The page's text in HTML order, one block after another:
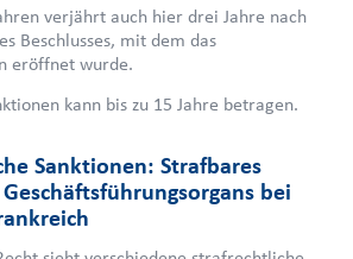
verjährt auch hier drei Jahre nach
Beschlusses, mit dem das
eröffnet wurde.
kann bis zu 15 Jahre betragen.
Sanktionen: Strafbares
bei